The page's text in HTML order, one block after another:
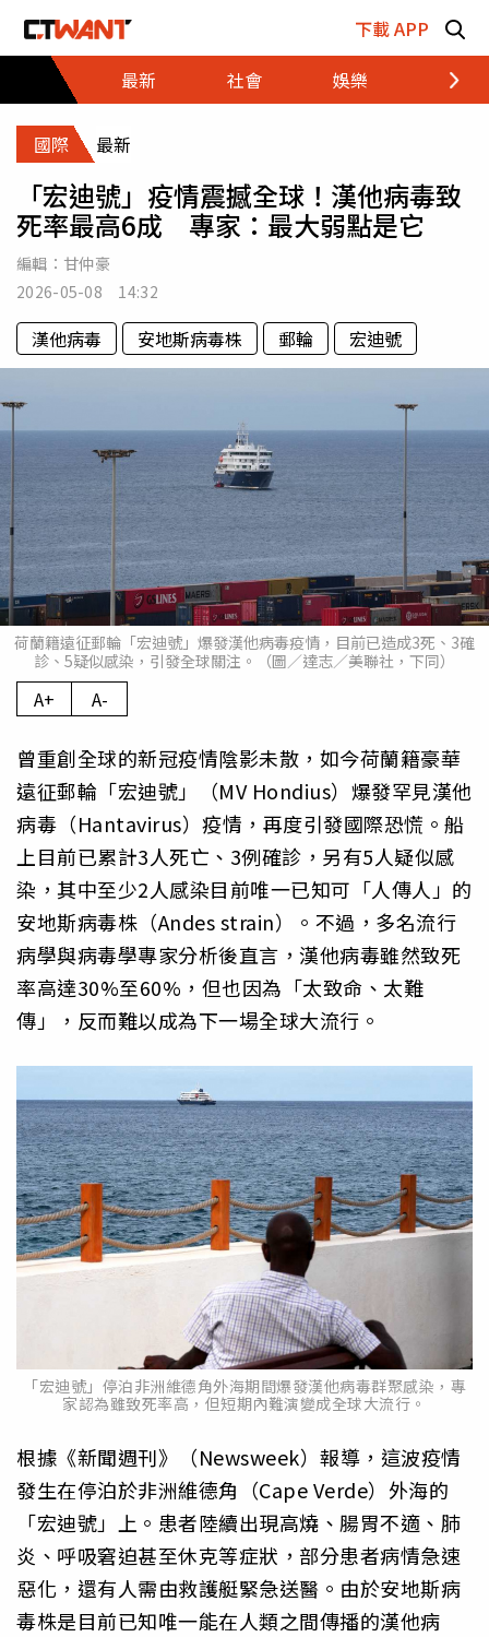
下載 APP
最新
社會 娛樂 財經
國際 最新
「宏迪號」疫情震撼全球！漢他病毒致
死率最高6成 專家：最大弱點是它
編輯： 甘仲豪
2026-05-08 14:32
漢他病毒 安地斯病毒株 郵輪 宏迪號
荷蘭籍遠征郵輪「宏迪號」爆發漢他病毒疫情，目前已造成3死、3確
診、5疑似感染，引發全球關注。（圖／達志／美聯社，下同）
A+ A-
曾重創全球的新冠疫情陰影未散，如今荷蘭籍豪華
遠征郵輪「宏迪號」（MV Hondius）爆發罕見漢他
病毒（Hantavirus）疫情，再度引發國際恐慌。船
上目前已累計3人死亡、3例確診，另有5人疑似感
染，其中至少2人感染目前唯一已知可「人傳人」的
安地斯病毒株（Andes strain）。不過，多名流行
病學與病毒學專家分析後直言，漢他病毒雖然致死
率高達30%至60%，但也因為「太致命、太難
傳」，反而難以成為下一場全球大流行。
「宏迪號」停泊非洲維德角外海期間爆發漢他病毒群聚感染，專
家認為雖致死率高，但短期內難演變成全球大流行。
根據《新聞週刊》（Newsweek）報導，這波疫情
發生在停泊於非洲維德角（Cape Verde）外海的
「宏迪號」上。患者陸續出現高燒、腸胃不適、肺
炎、呼吸窘迫甚至休克等症狀，部分患者病情急速
惡化，還有人需由救護艇緊急送醫。由於安地斯病
毒株是目前已知唯一能在人類之間傳播的漢他病